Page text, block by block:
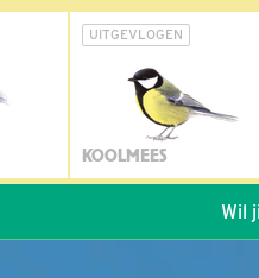
UITGEVLOGEN
KOOLMEES
Wil jij